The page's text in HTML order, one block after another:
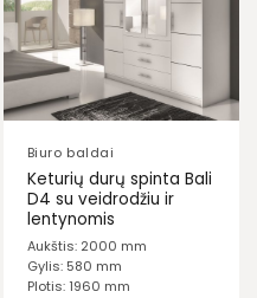
Biuro baldai
Keturių durų spinta Bali
D4 su veidrodžiu ir
lentynomis
Aukštis: 2000 mm
Gylis: 580 mm
Plotis: 1960 mm